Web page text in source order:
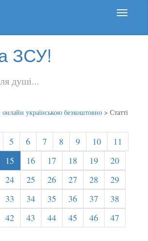
ЗСУ!
душі...
українською безкоштовно > Статті
5 6 7 8 9 10
11
15 16 17 18 19
20
24 25 26 27 28
29
33 34 35 36 37
38
42 43 44 45 46
47